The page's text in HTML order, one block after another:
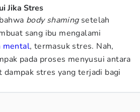
Jika Stres
body shaming setelah
sang ibu mengalami
mental, termasuk stres. Nah,
pada proses menyusui antara
dampak stres yang terjadi bagi